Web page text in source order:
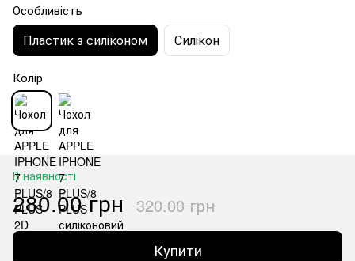
Особливість
Пластик з силіконом Силікон
Колір
В наявності
280.00 грн 320.00 грн
Купити